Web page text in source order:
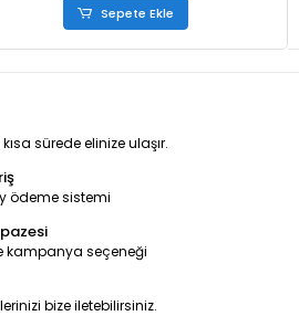
Sepete Ekle
sürede elinize ulaşır.
ödeme sistemi
kampanya seçeneği
bize iletebilirsiniz.